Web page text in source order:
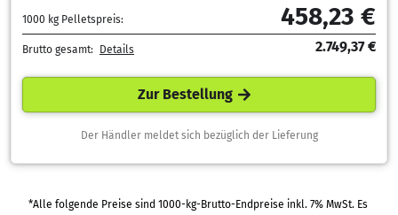
1000 kg Pelletspreis: 458,23 €
Brutto gesamt: Details 2.749,37 €
Zur Bestellung
Der Händler meldet sich bezüglich der Lieferung
*Alle folgende Preise sind 1000-kg-Brutto-Endpreise inkl. 7% MwSt. Es